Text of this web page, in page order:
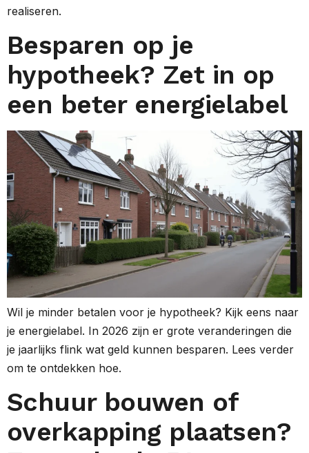
realiseren.
Besparen op je
hypotheek? Zet in op
een beter energielabel
Wil je minder betalen voor je hypotheek? Kijk eens naar
je energielabel. In 2026 zijn er grote veranderingen die
je jaarlijks flink wat geld kunnen besparen. Lees verder
om te ontdekken hoe.
Schuur bouwen of
overkapping plaatsen?